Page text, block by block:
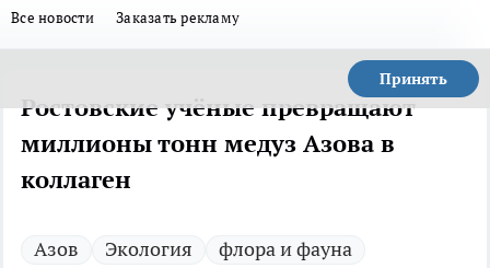
Все новости Заказать рекламу
Принять
Ростовские учёные превращают
миллионы тонн медуз Азова в
коллаген
Азов Экология
флора и фауна